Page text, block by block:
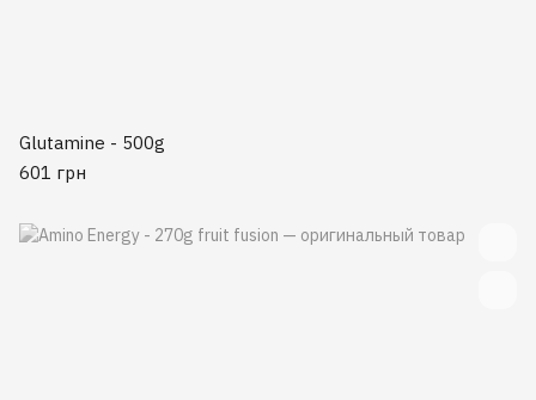
Glutamine - 500g
601 грн